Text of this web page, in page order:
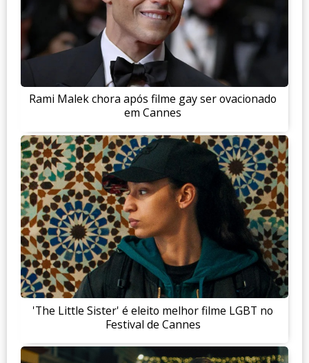
Rami Malek chora após filme gay ser ovacionado
em Cannes
'The Little Sister' é eleito melhor filme LGBT no
Festival de Cannes